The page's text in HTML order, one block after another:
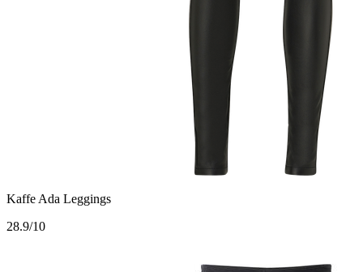
Kaffe Ada Leggings
28.9/10